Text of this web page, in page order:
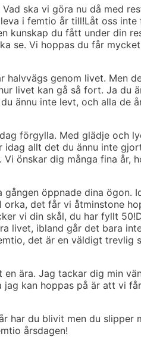
ska vi göra nu då med
i femtio år till!Låt oss inte
kunskap du fått under din
se. Vi hoppas du får
genom livet. Men
livet kan gå så fort. Ja du
ännu inte levt, och alla de
förgylla. Med glädje och
allt det du ännu inte
önskar dig många fina år,
öppnade dina ögon.
det får vi åtminstone
vi din skål, du har fyllt
livet, ibland går det bara
det är en väldigt trevlig
ära. Jag tackar dig min
kan hoppas på är att vi
har du blivit men du slipper
årsdagen!